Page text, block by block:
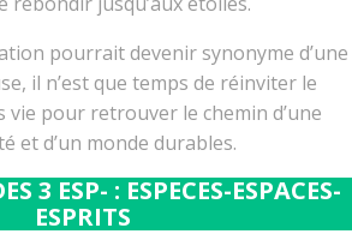
pourrait devenir synonyme d’une
il n’est que temps de réinviter le
vie pour retrouver le chemin d’une
et d’un monde durables.
3 ESP- : ESPECES-ESPACES-
ESPRITS